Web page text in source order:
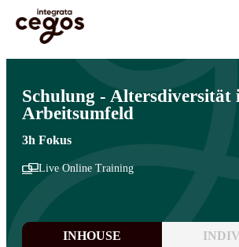
Skip to main content
Sie sind hier:Startseite
Professionelle Weiterbildung &
>Soziale Kompetenz
Schulung - Altersdiversität
Arbeitsumfeld
3h Fokus
Live Online Training
INHOUSE